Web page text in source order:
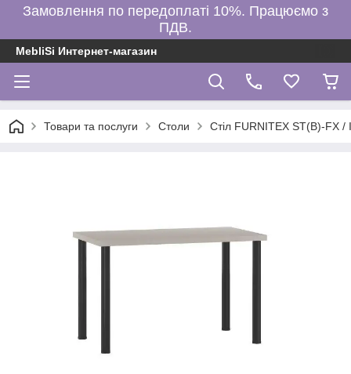
Замовлення по передоплаті 10%. Працюємо з
ПДВ.
MebliSi Интернет-магазин
Товари та послуги Столи Стіл FURNITEX ST(B)-FX /